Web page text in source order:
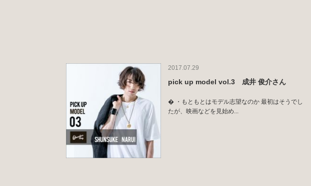
2017.07.29
pick up model vol.3 成井 俊介さん
� ・もともとはモデル志望なのか 最初はそうでし
たが、映画などを見始め...